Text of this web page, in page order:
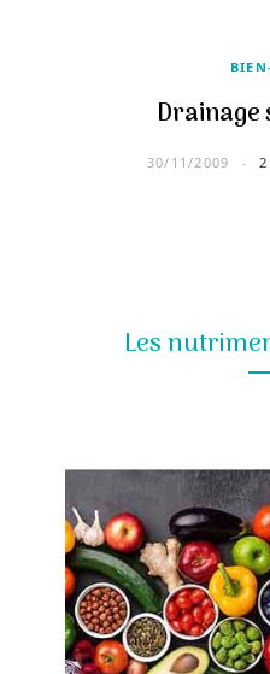
Drainage
30/11/2009 2
Les